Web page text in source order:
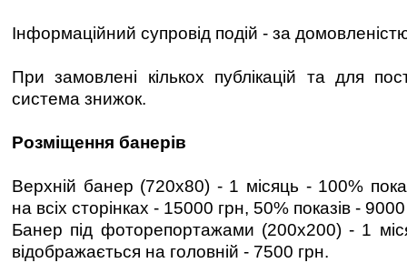
Інформаційний супровід подій - за
При замовлені кількох публікацій та для
система знижок.
Розміщення банерів
Верхній банер (720х80) - 1 місяць - 100%
на всіх сторінках - 15000 грн, 50% показів -
Банер під фоторепортажами (200х200) - 1
відображається на головній - 7500 грн.